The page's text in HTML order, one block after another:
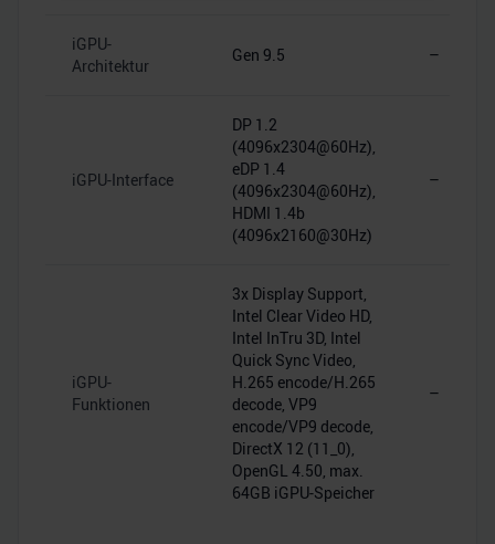
zu können und die Zugriffe auf unsere Website zu
analysieren. Außerdem geben wir Informationen zu Ihrer
soziale Medien, Werbung und Analysen weiter. Unsere
Partner führen diese Informationen möglicherweise mit
weiteren Daten zusammen, die Sie ihnen bereitgestellt
haben oder die sie im Rahmen Ihrer Nutzung der Dienste
iGPU-
Architektur
Gen 9.5 –
iGPU-Interface
DP 1.2
(4096x2304@60Hz),
eDP 1.4
(4096x2304@60Hz),
HDMI 1.4b
(4096x2160@30Hz)
–
iGPU-
Funktionen
3x Display Support,
Intel Clear Video HD,
Intel InTru 3D, Intel
Quick Sync Video,
H.265 encode/H.265
decode, VP9
encode/VP9 decode,
DirectX 12 (11_0),
OpenGL 4.50, max.
64GB iGPU-Speicher
–